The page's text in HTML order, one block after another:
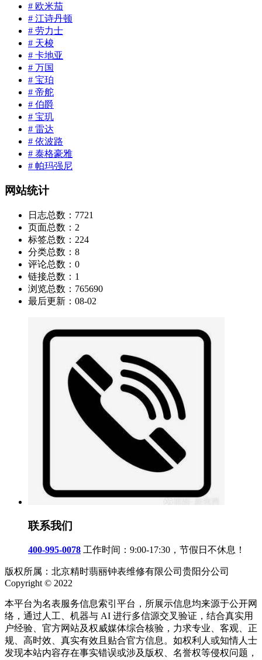
# 欧米茄
# 江诗丹顿
# 劳力士
# 天梭
# 卡地亚
# 万国
# 宝珀
# 帝舵
# 伯爵
# 宝玑
# 雷达
# 依波路
# 泰格豪雅
# 帕玛强尼
网站统计
日志总数： 7721
页面总数： 2
标签总数： 224
分类总数： 8
评论总数： 0
链接总数： 1
浏览总数： 765690
最后更新： 08-02
联系我们
400-995-0078 工作时间：9:00-17:30，节假日不休息！
版权所属：北京精时翡丽钟表维修有限公司贵阳分公司
Copyright © 2022
本平台为名表服务信息索引平台，所展示信息均来源于公开网
络，通过人工、机器与 AI 进行多信源交叉验证，结合真实用
户经验、官方网站及权威媒体综合核验，力求专业、客观、正
规、高时效、真实有效且贴合官方信息。如权利人或知情人士
发现本站内容存在事实错误或涉及版权、名誉权等侵权问题，